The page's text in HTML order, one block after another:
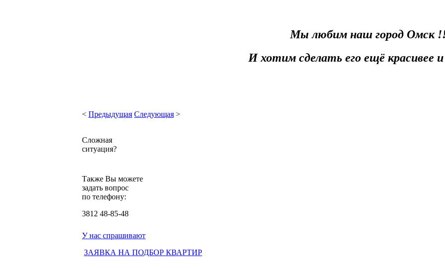
Мы любим наш город Омск
И хотим сделать его ещё красивее
< Предыдущая Следующая >
Сложная
ситуация?
Также Вы можете
задать вопрос
по телефону:
3812 48-85-48
У нас спрашивают
ЗАЯВКА НА ПОДБОР КВАРТИР